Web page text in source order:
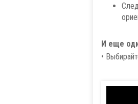
И еще
•